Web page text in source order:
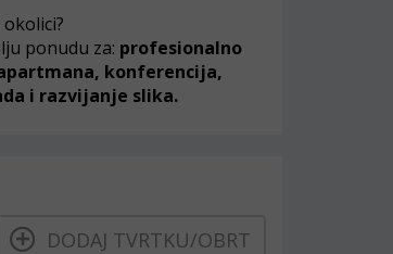
okolici?
ponudu za: profesionalno
konferencija,
i razvijanje slika.
DODAJ TVRTKU/OBRT